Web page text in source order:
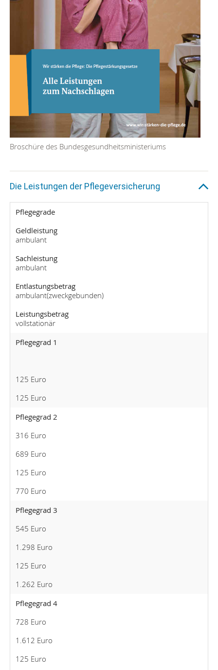
Broschüre des Bundesgesundheitsministeriums
Die Leistungen der Pflegeversicherung
Pflegegrade
Geldleistung
ambulant
Sachleistung
ambulant
Entlastungsbetrag
ambulant(zweckgebunden)
Leistungsbetrag
vollstationär
Pflegegrad 1
125 Euro
125 Euro
Pflegegrad 2
316 Euro
689 Euro
125 Euro
770 Euro
Pflegegrad 3
545 Euro
1.298 Euro
125 Euro
1.262 Euro
Pflegegrad 4
728 Euro
1.612 Euro
125 Euro